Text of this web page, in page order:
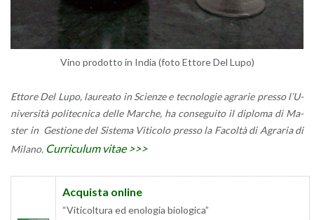
Vino pro­dot­to in India (foto Et­to­re Del Lupo)
Et­to­re Del Lupo, lau­rea­to in Scien­ze e tec­no­lo­gie agra­rie pres­so l’U­
ni­ver­si­tà po­li­tec­ni­ca delle Mar­che, ha con­se­gui­to il di­plo­ma di Ma­
ster in Ge­stio­ne del Si­ste­ma Vi­ti­co­lo pres­so la Fa­col­tà di Agra­ria di
Mi­la­no. Cur­ri­cu­lum vitae >>>
Ac­qui­sta on­li­ne
“Vi­ti­col­tu­ra ed eno­lo­gia bio­lo­g­i­ca”